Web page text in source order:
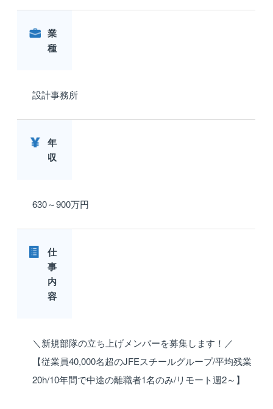
業
種
設計事務所
年
収
630～900万円
仕
事
内
容
＼新規部隊の立ち上げメンバーを募集します！／
【従業員40,000名超のJFEスチールグループ/平均残業
20h/10年間で中途の離職者1名のみ/リモート週2～】